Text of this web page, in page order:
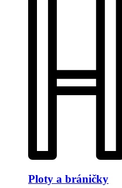
Ploty a bráničky